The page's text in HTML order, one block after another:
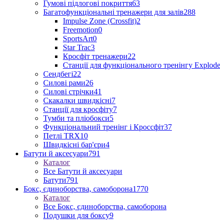
Гумові підлогові покриття63
Багатофункціональні тренажери для залів288
Impulse Zone (Crossfit)2
Freemotion0
SportsArt0
Star Trac3
Кросфіт тренажери22
Станції для функціонального тренінгу Explode
Сендбегі22
Силові рами26
Силові стрічки41
Скакалки швидкісні7
Станції для кросфіту7
Тумби та пліобокси5
Функціональний тренінг і Кроссфіт37
Петлі TRX10
Швидкісні бар'єри4
Батути й аксесуари791
Каталог
Все Батути й аксесуари
Батути791
Бокс, єдиноборства, самоборона1770
Каталог
Все Бокс, єдиноборства, самоборона
Подушки для боксу9